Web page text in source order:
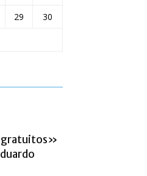
29
30